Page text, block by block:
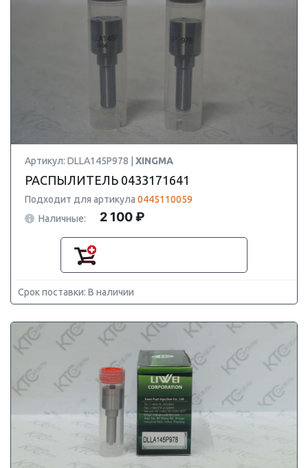
Артикул: DLLA145P978 | XINGMA
РАСПЫЛИТЕЛЬ 0433171641
Подходит для артикула 0445110059
Наличные:
2 100 ₽
Срок поставки: В наличии